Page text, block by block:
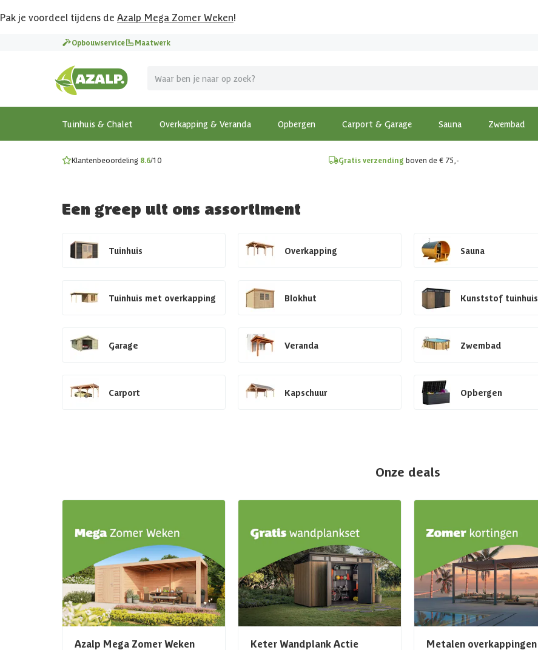
Pak je voordeel tijdens de Azalp Mega Zomer Weken!
Opbouwservice Maatwerk
Tuinhuis & Chalet Overkapping & Veranda Opbergen Carport & Garage Sauna Zwembad
Vier vakantie in je tuin
MEGA zomer kortingen op overkappingen en tuinhuizen!
Bekijk de actiemodellen
Gratis wandplankset
Ontdek onze metalen overkappingen
Klantenbeoordeling 8.6/10 Gratis verzending boven de € 75,-
Een greep uit ons assortiment
Tuinhuis Overkapping Sauna
Tuinhuis met overkapping Blokhut Kunststof tuinhuis
Garage Veranda Zwembad
Carport Kapschuur Opbergen
Onze deals
Azalp Mega Zomer Weken Keter Wandplank Actie Metalen overkappingen